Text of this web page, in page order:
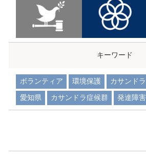
キーワード
ボランティア 環境保護 カサンドラ
愛知県
カサンドラ症候群 発達障害